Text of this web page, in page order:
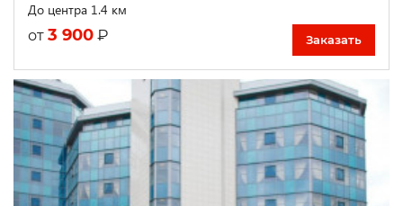
До центра 1.4 км
от 3 900 ₽ Заказать